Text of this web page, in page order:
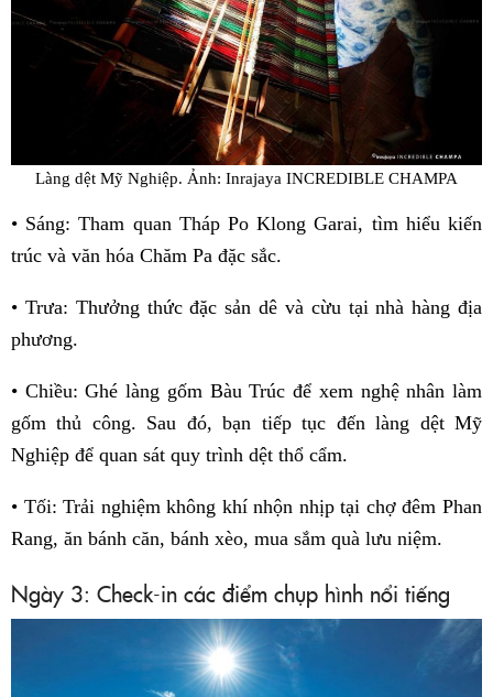
Làng dệt Mỹ Nghiệp. Ảnh: Inrajaya INCREDIBLE CHAMPA
• Sáng: Tham quan Tháp Po Klong Garai, tìm hiểu kiến
trúc và văn hóa Chăm Pa đặc sắc.
• Trưa: Thưởng thức đặc sản dê và cừu tại nhà hàng địa
phương.
• Chiều: Ghé làng gốm Bàu Trúc để xem nghệ nhân làm
gốm thủ công. Sau đó, bạn tiếp tục đến làng dệt Mỹ
Nghiệp để quan sát quy trình dệt thổ cẩm.
• Tối: Trải nghiệm không khí nhộn nhịp tại chợ đêm Phan
Rang, ăn bánh căn, bánh xèo, mua sắm quà lưu niệm.
Ngày 3: Check-in các điểm chụp hình nổi tiếng